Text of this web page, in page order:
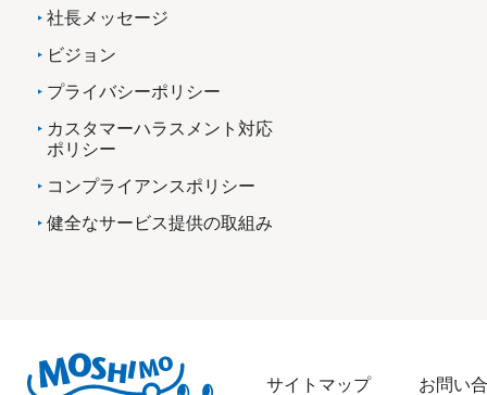
社長メッセージ
ビジョン
プライバシーポリシー
カスタマーハラスメント対応
ポリシー
コンプライアンスポリシー
健全なサービス提供の取組み
サイトマップ お問い